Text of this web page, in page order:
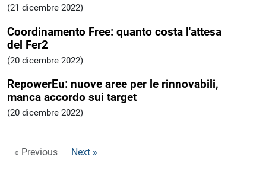
(21 dicembre 2022)
Coordinamento Free: quanto costa l'attesa
del Fer2
(20 dicembre 2022)
RepowerEu: nuove aree per le rinnovabili,
manca accordo sui target
(20 dicembre 2022)
« Previous Next »